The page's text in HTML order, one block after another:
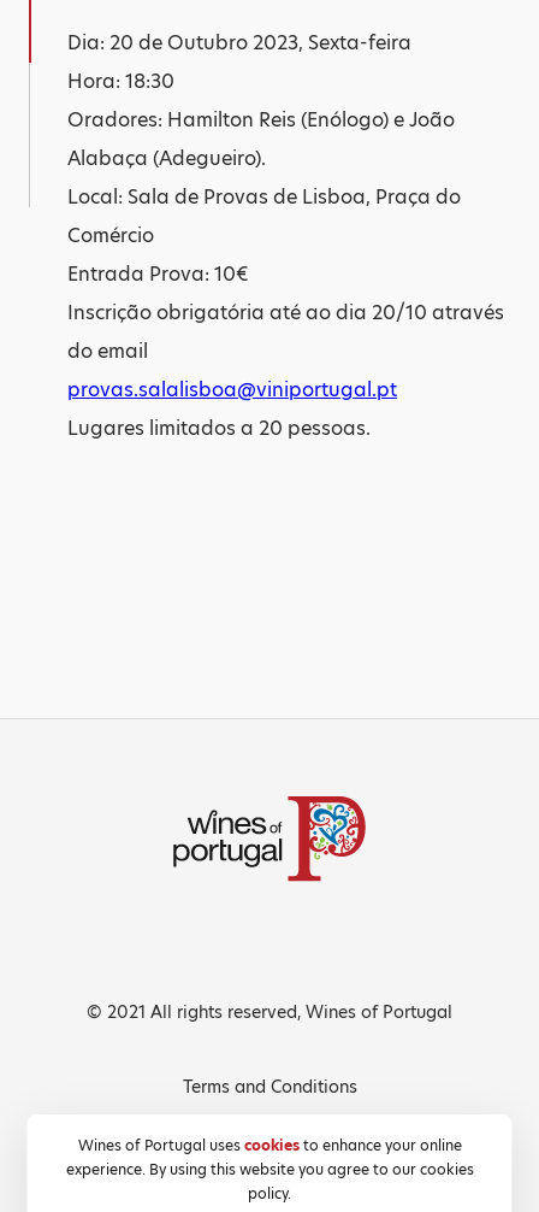
Dia: 20 de Outubro 2023, Sexta-feira
Hora: 18:30
Oradores: Hamilton Reis (Enólogo) e João
Alabaça (Adegueiro).
Local: Sala de Provas de Lisboa, Praça do
Comércio
Entrada Prova: 10€
Inscrição obrigatória até ao dia 20/10 através
do email
provas.salalisboa@viniportugal.pt
Lugares limitados a 20 pessoas.
Wines of Portugal usescookiesto enhance your online
experience. By using this website you agree to our cookies
policy.
© 2021 All rights reserved, Wines of Portugal
Terms and Conditions
Cookies Policy